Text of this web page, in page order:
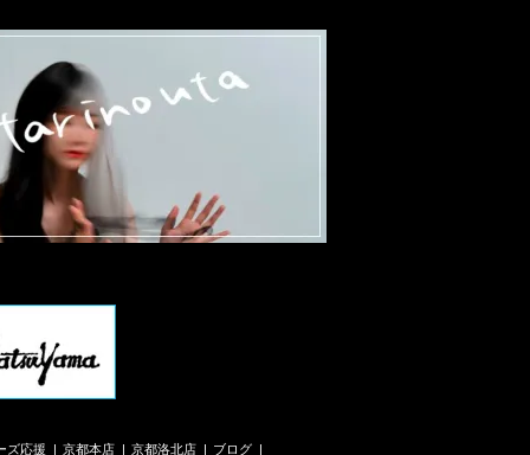
ズ応援 京都本店 京都洛北店 ブログ